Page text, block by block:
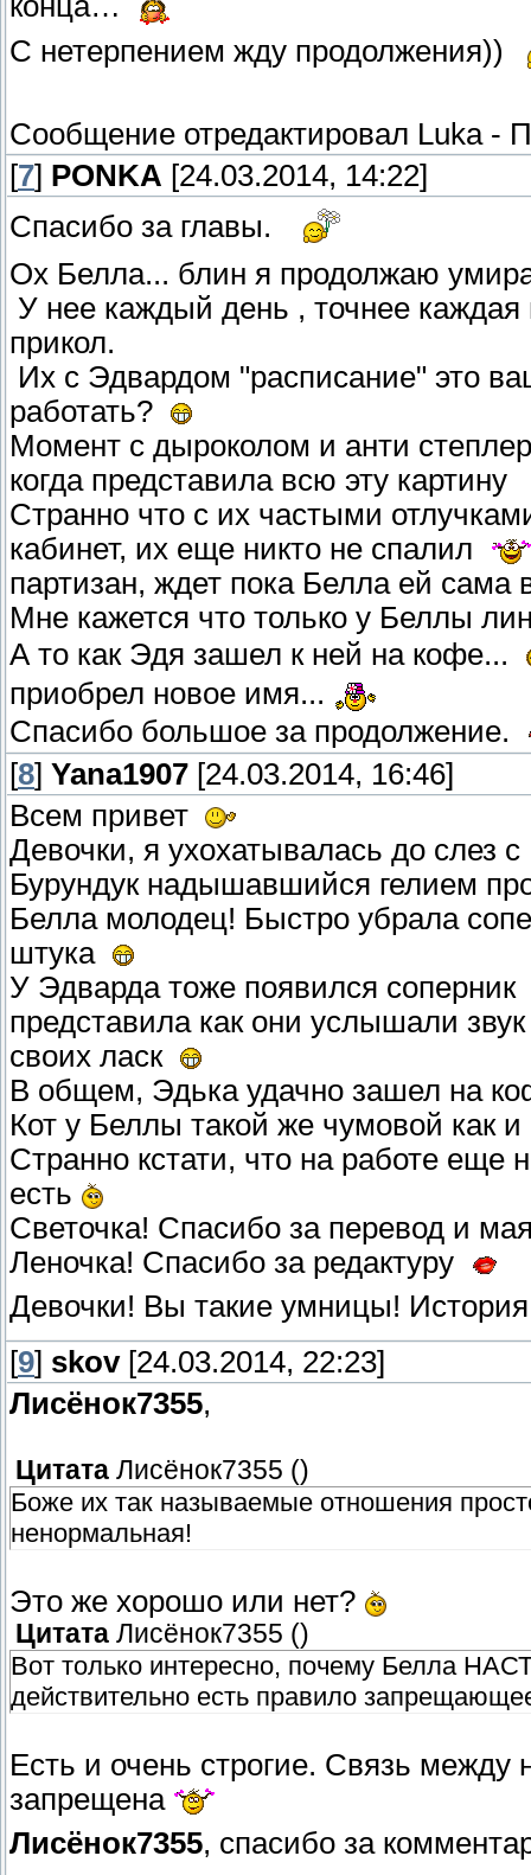
С нетерпением жду продолжения))
Сообщение отредактировал Luka-
[7] PONKA [24.03.2014, 14:22]
Спасибо за главы.
Ох Белла... блин я продолжаю
У нее каждый день , точнее
прикол.
Их с Эдвардом "расписание" это
работать?
Момент с дыроколом и анти
когда представила всю эту картину
Странно что с их частыми
кабинет, их еще никто не спалил
партизан, ждет пока Белла ей сама
Мне кажется что только у Беллы
А то как Эдя зашел к ней на кофе...
приобрел новое имя...
Спасибо большое за продолжение.
[8] Yana1907 [24.03.2014, 16:46]
Всем привет
Девочки, я ухохатывалась до слез
Бурундук надышавшийся гелием
Белла молодец! Быстро убрала
штука
У Эдварда тоже появился соперник
представила как они услышали
своих ласк
В общем, Эдька удачно зашел на
Кот у Беллы такой же чумовой как
Странно кстати, что на работе еще
есть
Светочка! Спасибо за перевод и
Леночка! Спасибо за редактуру
Девочки! Вы такие умницы!
[9] skov[24.03.2014, 22:23]
Лисёнок7355,
Цитата Лисёнок7355 ()
Боже их так называемые отношения
ненормальная!
Это же хорошо или нет?
Цитата Лисёнок7355 ()
Вот только интересно, почему Белла
действительно есть правило
Есть и очень строгие. Связь между
запрещена
Лисёнок7355, спасибо за